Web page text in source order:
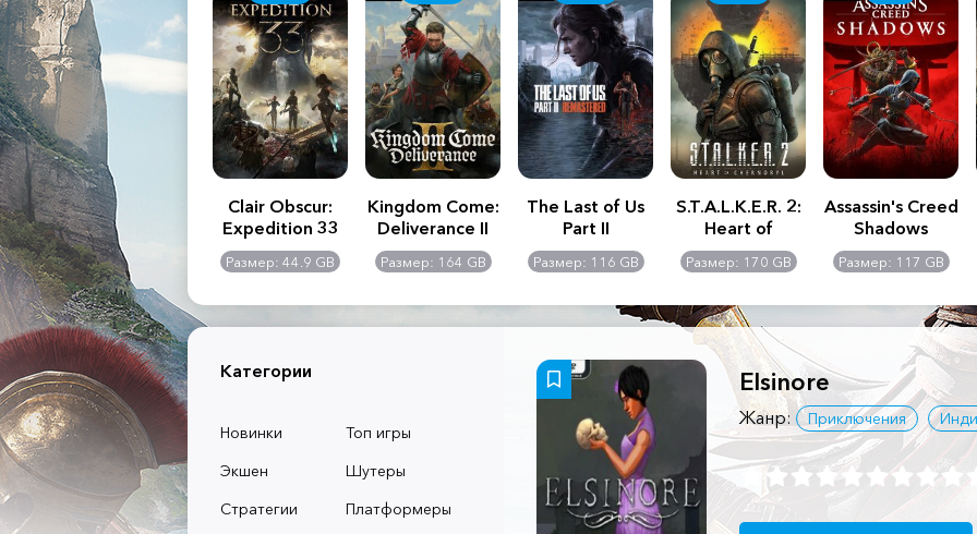
2:
-
GB
Assassin's Creed
Shadows
Размер: 117 GB
Clair Obscur:
Expedition 33
Размер: 44.9 GB
Kingdom Come:
Deliverance II
Размер: 164 GB
The Last of Us
Part II
Remastered
Размер: 116 GB
S.T.A.L.K.E.R. 2:
Heart of
Chernobyl -
Ultimate Edition
Размер: 170 GB
Assassin's Creed
Shadows
Размер: 117 GB
Категории
Новинки
Топ игры
Экшен
Шутеры
Стратегии
Платформеры
Elsinore
Жанр: Приключения